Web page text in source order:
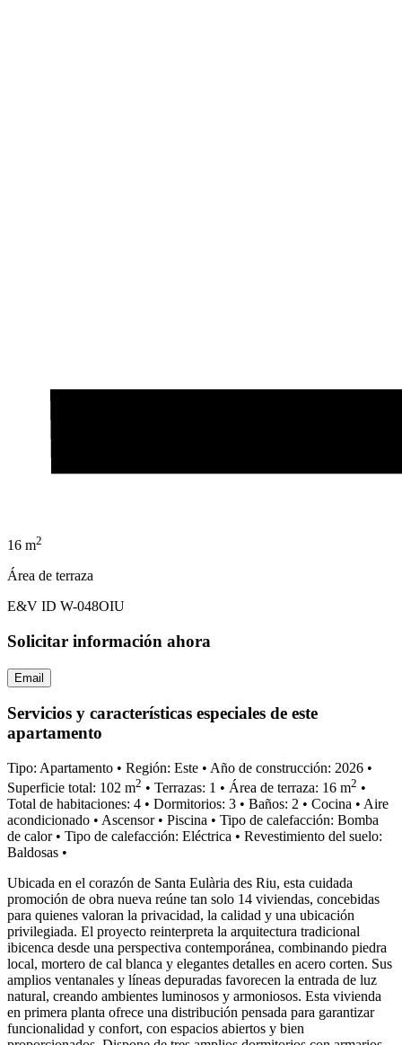
16 m2
Área de terraza
E&V ID W-048OIU
Solicitar información ahora
Email
Servicios y características especiales de este
apartamento
Tipo: Apartamento • Región: Este • Año de construcción: 2026 •
Superficie total: 102 m2 • Terrazas: 1 • Área de terraza: 16 m2 •
Total de habitaciones: 4 • Dormitorios: 3 • Baños: 2 • Cocina • Aire
acondicionado • Ascensor• Piscina • Tipo de calefacción: Bomba
de calor• Tipo de calefacción: Eléctrica • Revestimiento del suelo:
Baldosas •
Ubicada en el corazón de Santa Eulària des Riu, esta cuidada
promoción de obra nueva reúne tan solo 14 viviendas, concebidas
para quienes valoran la privacidad, la calidad y una ubicación
privilegiada. El proyecto reinterpreta la arquitectura tradicional
ibicenca desde una perspectiva contemporánea, combinando piedra
local, mortero de cal blanca y elegantes detalles en acero corten. Sus
amplios ventanales y líneas depuradas favorecen la entrada de luz
natural, creando ambientes luminosos y armoniosos. Esta vivienda
en primera planta ofrece una distribución pensada para garantizar
funcionalidad y confort, con espacios abiertos y bien